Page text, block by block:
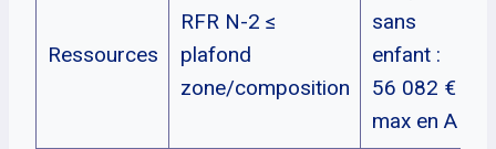
Ressources
RFR N-2 ≤
plafond
zone/composition
sans
enfant :
56 082 €
max en A